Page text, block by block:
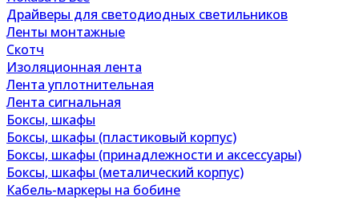
Драйверы для светодиодных светильников
Ленты монтажные
Скотч
Изоляционная лента
Лента уплотнительная
Лента сигнальная
Боксы, шкафы
Боксы, шкафы (пластиковый корпус)
Боксы, шкафы (принадлежности и аксессуары)
Боксы, шкафы (металический корпус)
Кабель-маркеры на бобине